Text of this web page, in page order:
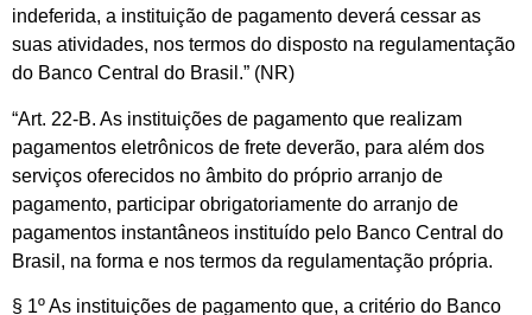
indeferida, a instituição de pagamento deverá cessar as
suas atividades, nos termos do disposto na regulamentação
do Banco Central do Brasil.” (NR)
“Art. 22-B. As instituições de pagamento que realizam
pagamentos eletrônicos de frete deverão, para além dos
serviços oferecidos no âmbito do próprio arranjo de
pagamento, participar obrigatoriamente do arranjo de
pagamentos instantâneos instituído pelo Banco Central do
Brasil, na forma e nos termos da regulamentação própria.
§ 1º As instituições de pagamento que, a critério do Banco